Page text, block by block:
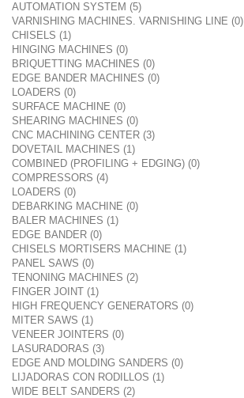
AUTOMATION SYSTEM (5)
VARNISHING MACHINES. VARNISHING LINE (0)
CHISELS (1)
HINGING MACHINES (0)
BRIQUETTING MACHINES (0)
EDGE BANDER MACHINES (0)
LOADERS (0)
SURFACE MACHINE (0)
SHEARING MACHINES (0)
CNC MACHINING CENTER (3)
DOVETAIL MACHINES (1)
COMBINED (PROFILING + EDGING) (0)
COMPRESSORS (4)
LOADERS (0)
DEBARKING MACHINE (0)
BALER MACHINES (1)
EDGE BANDER (0)
CHISELS MORTISERS MACHINE (1)
PANEL SAWS (0)
TENONING MACHINES (2)
FINGER JOINT (1)
HIGH FREQUENCY GENERATORS (0)
MITER SAWS (1)
VENEER JOINTERS (0)
LASURADORAS (3)
EDGE AND MOLDING SANDERS (0)
LIJADORAS CON RODILLOS (1)
WIDE BELT SANDERS (2)